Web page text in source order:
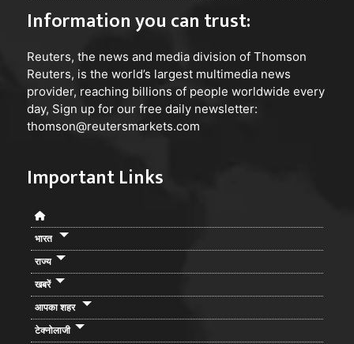
Information you can trust:
Reuters, the news and media division of Thomson
Reuters, is the world’s largest multimedia news
provider, reaching billions of people worldwide every
day, Sign up for our free daily newsletter:
thomson@reutersmarkets.com
Important Links
भारत
राज्य
खबरें
आपका शहर
टेक्नोलाजी